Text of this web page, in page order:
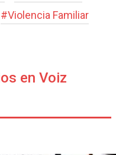
#Violencia Familiar
en Voiz